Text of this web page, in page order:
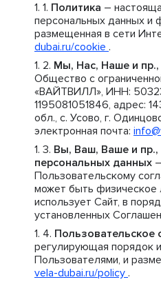
Политика –
персональных данных и
размещенная в сети
dubai.ru/cookie .
Мы, Нас, Наше и
Общество с
«ВАЙТВИЛЛ», ИНН:
1195081051846, адрес:
обл., с. Усово, г.
электронная почта:
Вы, Ваш, Ваше и пр.,
персональных данных
Пользовательскому
может быть физическое
использует Сайт, в
установленных
Пользовательское
регулирующая порядок
Пользователями, и
vela-dubai.ru/policy .